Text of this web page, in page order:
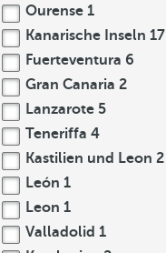
Ourense 1
Kanarische Inseln 17
Fuerteventura 6
Gran Canaria 2
Lanzarote 5
Teneriffa 4
Kastilien und Leon 2
León 1
Leon 1
Valladolid 1